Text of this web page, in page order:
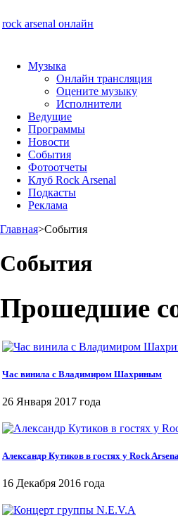
rock arsenal онлайн
Музыка
Онлайн трансляция
Оцените музыку
Исполнители
Ведущие
Программы
Новости
События
Фотоотчеты
Клуб Rock Arsenal
Подкасты
Реклама
Главная>События
События
Прошедшие
Час винила с Владимиром Шахриным
26 Января 2017 года
Александр Кутиков в гостях у Rock
16 Декабря 2016 года